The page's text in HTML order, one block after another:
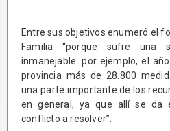
Entre sus objetivos enumeró el
Familia “porque sufre una
inmanejable: por ejemplo, el
provincia más de 28.800
una parte importante de los
en general, ya que allí se da
conflicto a resolver”.